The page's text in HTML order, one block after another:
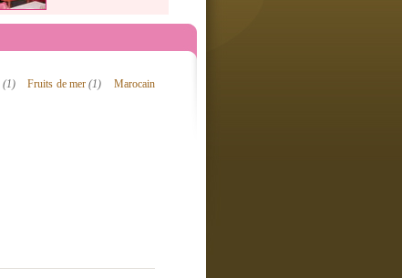
(1) Fruits de mer(1)
Marocain